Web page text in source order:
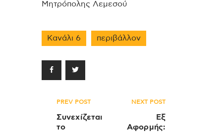
Μητρόπολης Λεμεσού
Κανάλι 6 περιβάλλον
Πλοήγηση
άρθρων
PREV POST
Συνεχίζεται
το
NEXT POST
Εξ
Αφορμής: